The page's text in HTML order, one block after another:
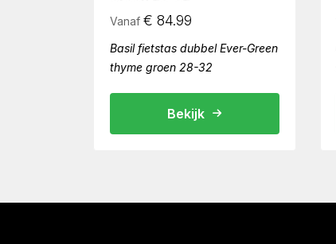
Vanaf € 84.99
Basil fietstas dubbel Ever-Green
thyme groen 28-32
Bekijk